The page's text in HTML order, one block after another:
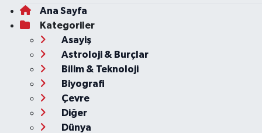
Ana Sayfa
Kategoriler
Asayiş
Astroloji & Burçlar
Bilim & Teknoloji
Biyografi
Çevre
Diğer
Dünya